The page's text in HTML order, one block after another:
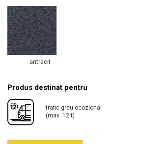
antracit
Produs destinat pentru
trafic greu ocazional
(max. 12 t)